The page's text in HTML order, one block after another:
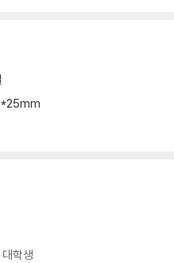
이기
지 방법
남긴다
시간 낭비하지 마세요 - 유사
학생